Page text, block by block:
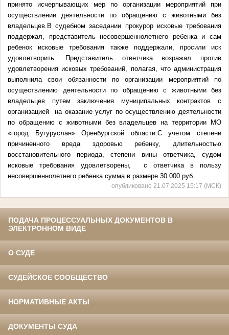
принято исчерпывающих мер по организации мероприятий при
осуществлении деятельности по обращению с животными без
владельцев.В судебном заседании прокурор исковые требования
поддержал, представитель несовершеннолетнего ребенка и сам
ребенок исковые требования также поддержали, просили иск
удовлетворить. Представитель ответчика возражал против
удовлетворения исковых требований, полагая, что администрация
выполнила свои обязанности по организации мероприятий по
осуществлению деятельности по обращению с животными без
владельцев путем заключения муниципальных контрактов с
организацией на оказание услуг по осуществлению деятельности
по обращению с животными без владельцев на территории МО
«город Бугуруслан» Оренбургской области.С учетом степени
причиненного вреда здоровью ребенку, длительностью
восстановительного периода, степени вины ответчика, судом
исковые требования удовлетворены, с ответчика в пользу
несовершеннолетнего ребенка сумма в размере 30 000 руб.
опубликовано 21.07.2025 15:17 (МСК)
ПОДАЧА ПРОЦЕССУАЛЬНЫХ ДОКУМЕНТОВ В
ЭЛЕКТРОННОМ ВИДЕ
О СУДЕ
СУДЕЙСКОЕ СООБЩЕСТВО
НОРМАТИВНЫЕ АКТЫ
ДОКУМЕНТЫ СУДА